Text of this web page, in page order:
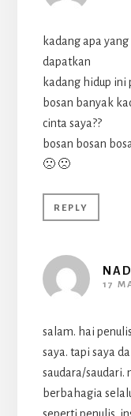
kadang apa
dapatkan
kadang hidup ini
bosan banyak
cinta saya??
bosan bosan
🙁 🙁
REPLY
17
salam. hai
saya. tapi saya
saudara/saudari.
berbahagia
seperti penulis.